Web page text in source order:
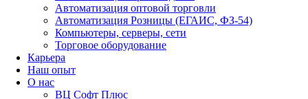
Автоматизация оптовой торговли
Автоматизация Розницы (ЕГАИС, ФЗ-54)
Компьютеры, серверы, сети
Торговое оборудование
Карьера
Наш опыт
О нас
ВЦ Софт Плюс